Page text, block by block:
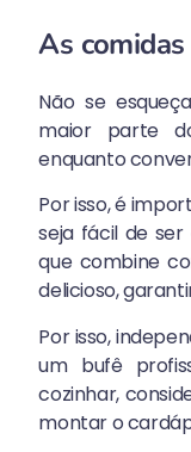
As
Não se
maior parte
enquanto
Por isso, é
seja fácil de
que combine
delicioso,
Por isso,
um bufê
cozinhar,
montar o